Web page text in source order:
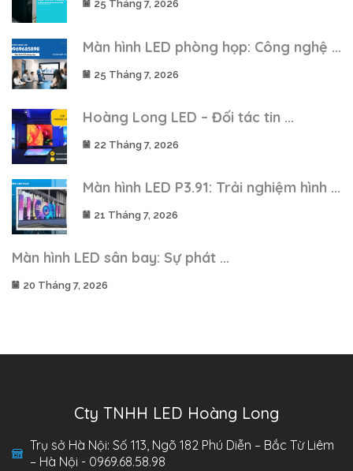
25 Tháng 7, 2026
Màn hình LED phòng họp: Công nghệ ...
25 Tháng 7, 2026
Hoàng Long LED – Đối tác tin ...
22 Tháng 7, 2026
Màn hình LED P3.91: Trải nghiệm hình ...
21 Tháng 7, 2026
Màn hình LED sân bay: Sự phát ...
20 Tháng 7, 2026
Cty TNHH LED Hoàng Long
Trụ sở Hà Nội: Số 113, Ngõ 182 Phú Diễn – Bắc Từ Liêm
– Hà Nội - 0969.68.58.98